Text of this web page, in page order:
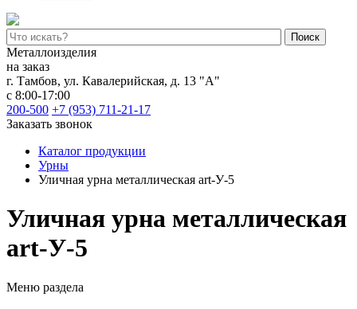
Поиск
Металлоизделия
на заказ
г. Тамбов, ул. Кавалерийская, д. 13 "А"
с 8:00-17:00
200-500 +7 (953) 711-21-17
Заказать звонок
Каталог продукции
Урны
Уличная урна металлическая art-У-5
Уличная урна металлическая
art-У-5
Меню раздела